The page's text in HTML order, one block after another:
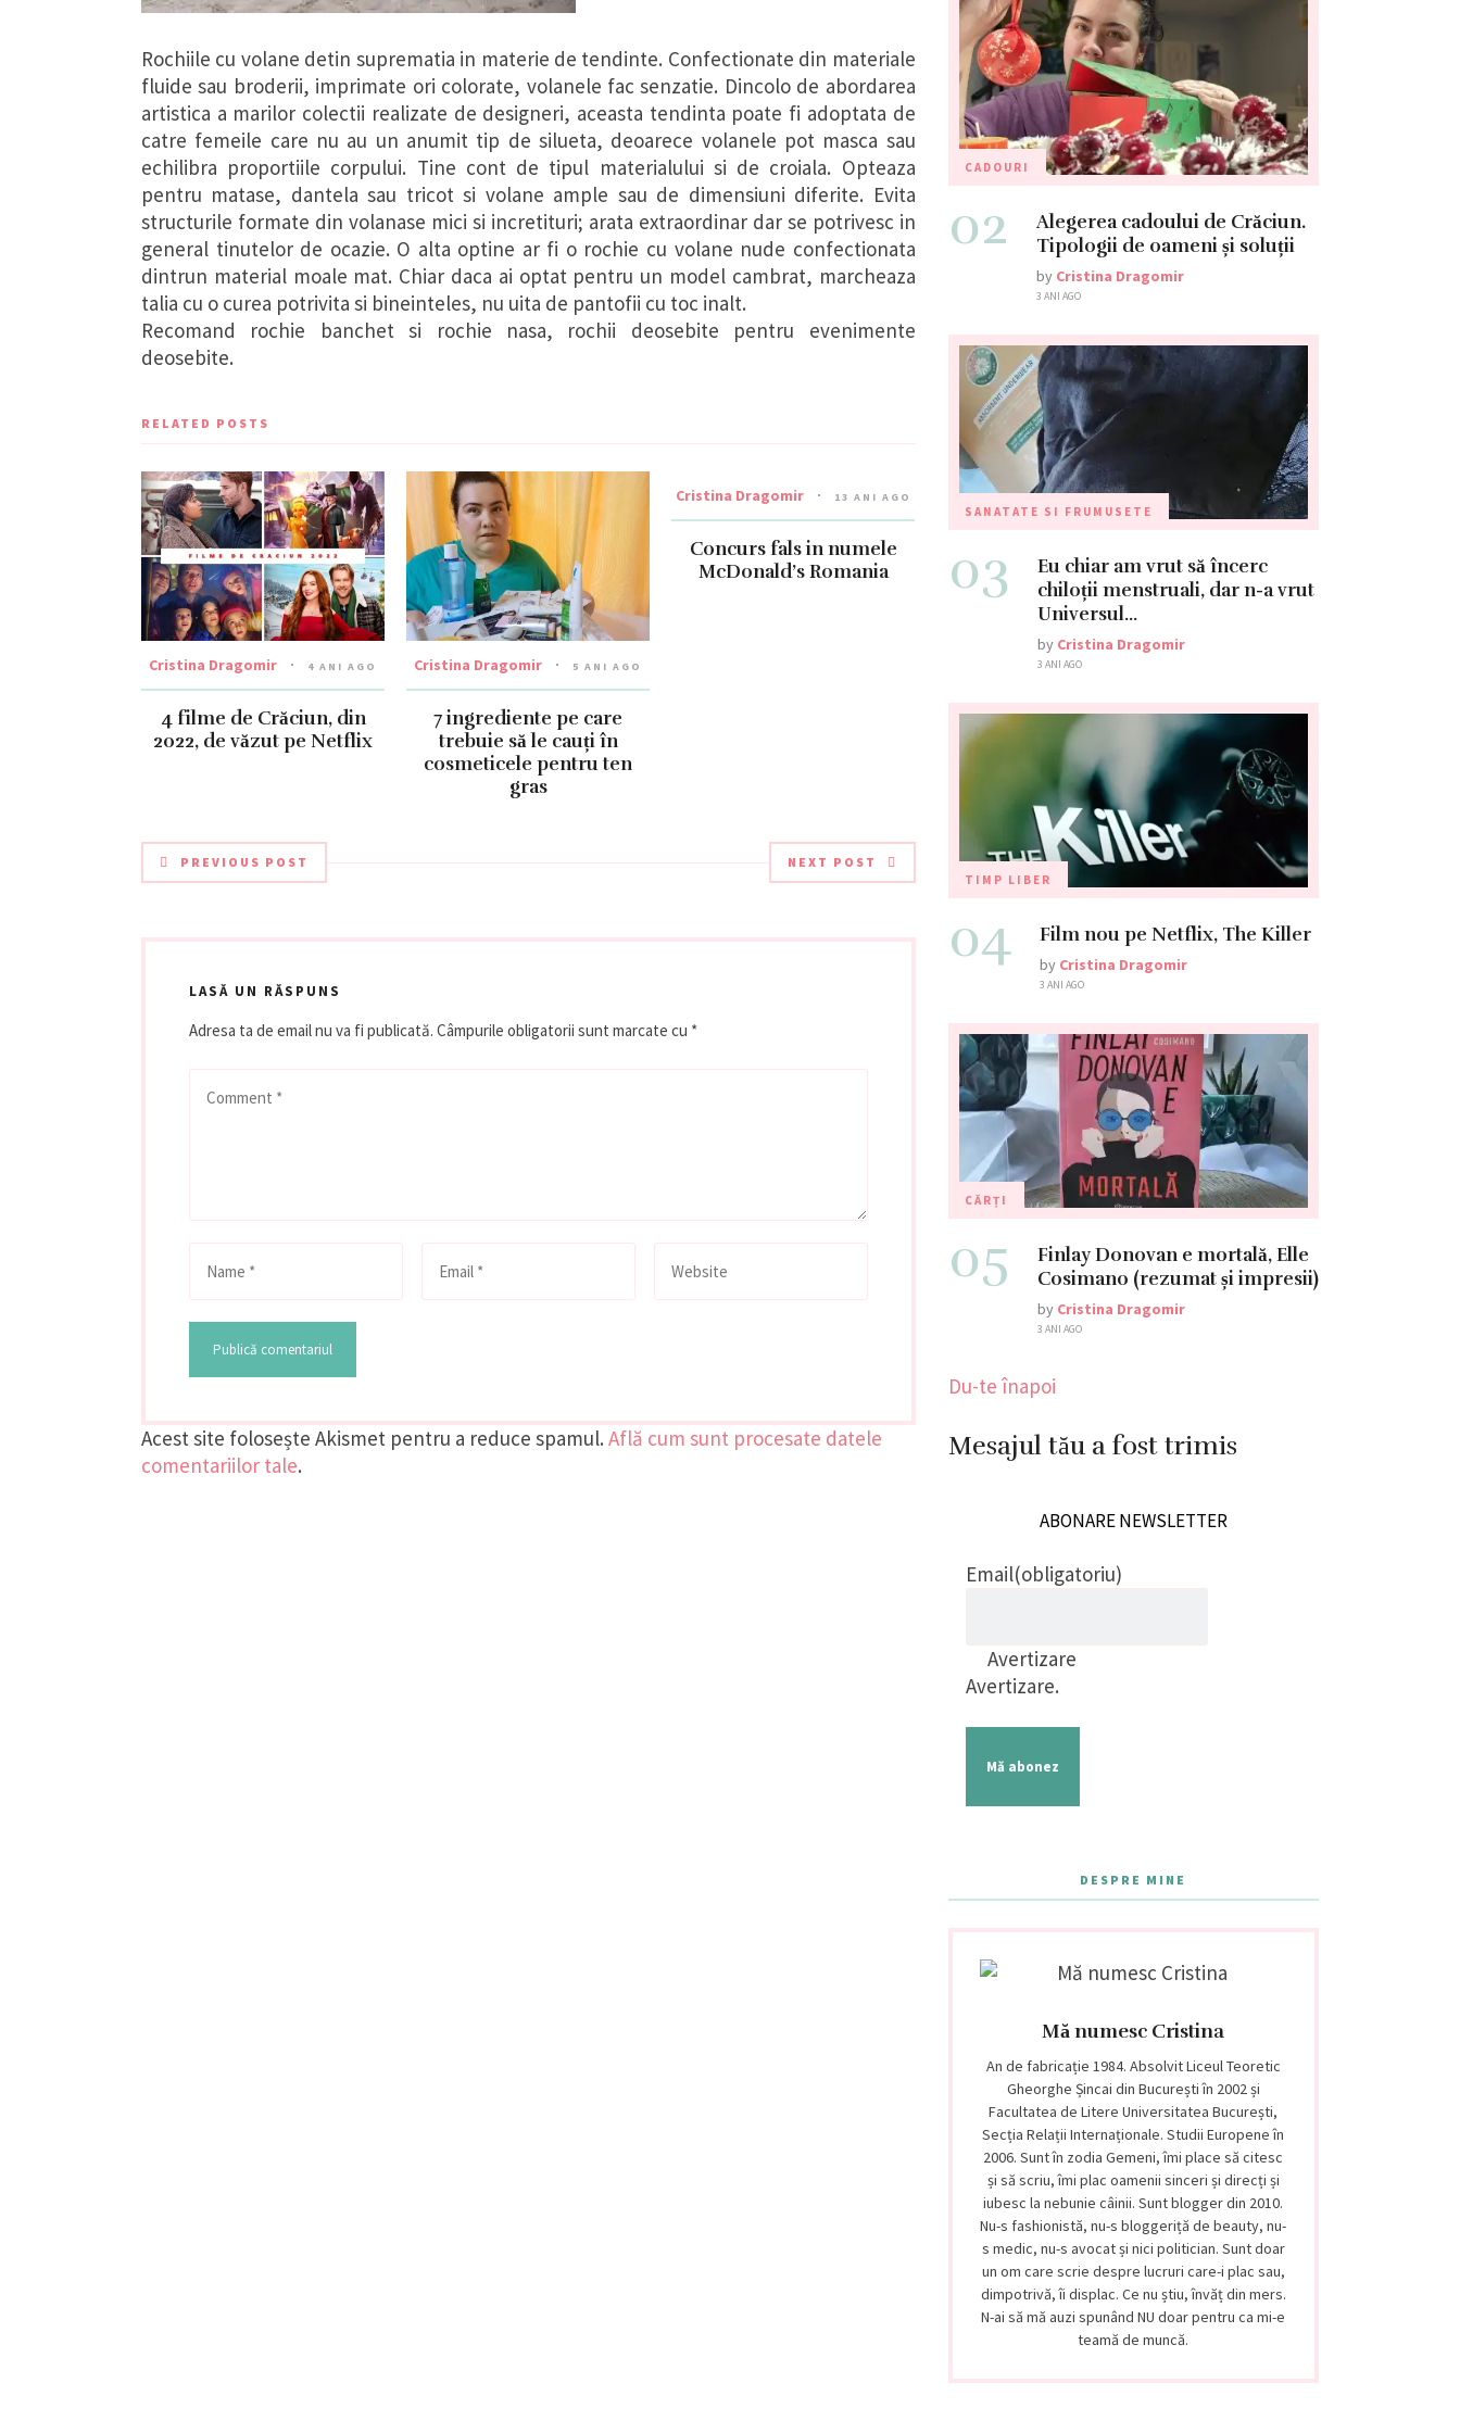
Rochiile cu volane detin suprematia in materie de tendinte. Confectionate din materiale
fluide sau broderii, imprimate ori colorate, volanele fac senzatie. Dincolo de abordarea
artistica a marilor colectii realizate de designeri, aceasta tendinta poate fi adoptata de
catre femeile care nu au un anumit tip de silueta, deoarece volanele pot masca sau
echilibra proportiile corpului. Tine cont de tipul materialului si de croiala. Opteaza
pentru matase, dantela sau tricot si volane ample sau de dimensiuni diferite. Evita
structurile formate din volanase mici si incretituri; arata extraordinar dar se potrivesc in
general tinutelor de ocazie. O alta optine ar fi o rochie cu volane nude confectionata
dintr­un material moale mat. Chiar daca ai optat pentru un model cambrat, marcheaza
talia cu o curea potrivita si bineinteles, nu uita de pantofii cu toc inalt.
Recomand rochie banchet si rochie nasa, rochii deosebite pentru evenimente
deosebite.
RELATED POSTS
Cristina Dragomir 4 ANI AGO
4 filme de Crăciun, din
2022, de văzut pe Netflix
Cristina Dragomir 5 ANI AGO
7 ingrediente pe care
trebuie să le cauți în
cosmeticele pentru ten
gras
Cristina Dragomir 13 ANI AGO
Concurs fals in numele
McDonald’s Romania
PREVIOUS POST NEXT POST
LASĂ UN RĂSPUNS
Adresa ta de email nu va fi publicată. Câmpurile obligatorii sunt marcate cu *
Acest site folosește Akismet pentru a reduce spamul. Află cum sunt procesate datele
comentariilor tale.
CADOURI
02
Alegerea cadoului de Crăciun.
Tipologii de oameni și soluții
by Cristina Dragomir
3 ANI AGO
SANATATE SI FRUMUSETE
03
Eu chiar am vrut să încerc
chiloții menstruali, dar n-a vrut
Universul…
by Cristina Dragomir
3 ANI AGO
TIMP LIBER
04 Film nou pe Netflix, The Killer
by Cristina Dragomir
3 ANI AGO
CĂRȚI
05
Finlay Donovan e mortală, Elle
Cosimano (rezumat și impresii)
by Cristina Dragomir
3 ANI AGO
Du-te înapoi
Mesajul tău a fost trimis
ABONARE NEWSLETTER
Email(obligatoriu)
Avertizare
Avertizare.
Mă abonez
DESPRE MINE
Mă numesc Cristina
An de fabricație 1984. Absolvit Liceul Teoretic
Gheorghe Șincai din București în 2002 și
Facultatea de Litere Universitatea București,
Secția Relații Internaționale. Studii Europene în
2006. Sunt în zodia Gemeni, îmi place să citesc
și să scriu, îmi plac oamenii sinceri și direcți și
iubesc la nebunie câinii. Sunt blogger din 2010.
Nu-s fashionistă, nu-s bloggeriță de beauty, nu-
s medic, nu-s avocat și nici politician. Sunt doar
un om care scrie despre lucruri care-i plac sau,
dimpotrivă, îi displac. Ce nu știu, învăț din mers.
N-ai să mă auzi spunând NU doar pentru ca mi-e
teamă de muncă.